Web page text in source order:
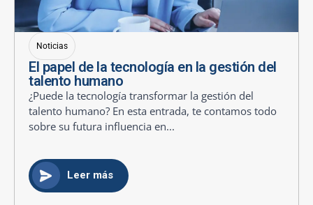
Noticias
El papel de la tecnología en la gestión del
talento humano
¿Puede la tecnología transformar la gestión del
talento humano? En esta entrada, te contamos todo
sobre su futura influencia en...
Leer más